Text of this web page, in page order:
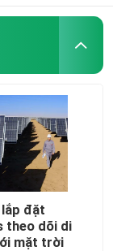
lắp đặt
theo dõi di
mặt trời